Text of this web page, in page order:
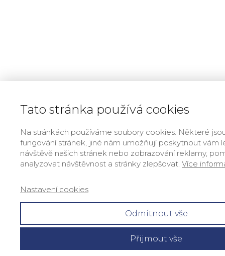
Tato stránka používá cookies
Na stránkách používáme soubory cookies. Některé
fungování stránek, jiné nám umožňují poskytnout vám
návštěvě našich stránek nebo zobrazování reklamy,
analyzovat návštěvnost a stránky zlepšovat. Více
Nastavení cookies
Odmítnout vše
Přijmout vše